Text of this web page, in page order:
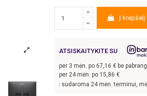
Į krepšelį
ATSISKAITYKITE SU
per 3 mėn. po 67,16 € be
per 24 mėn. po 15,86 €
€, kai sutartis sudaroma 24 mėn. terminui, metinė